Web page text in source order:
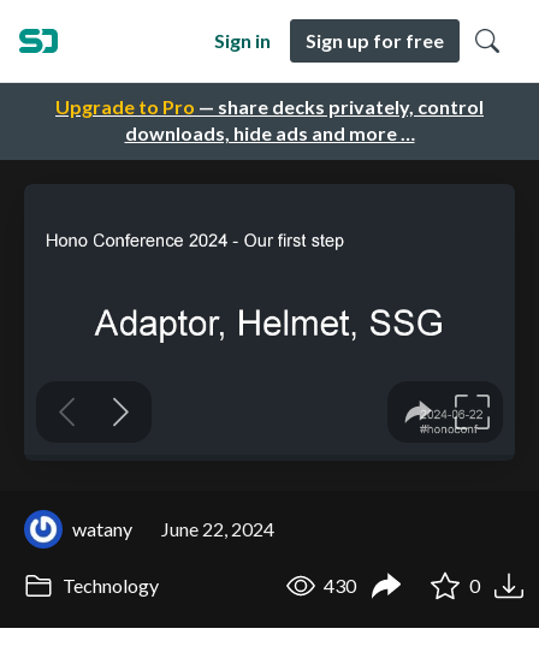
Upgrade to Pro — share decks privately, control
downloads, hide ads and more …
Sign in Sign up for free
watany June 22, 2024
Technology 430 0